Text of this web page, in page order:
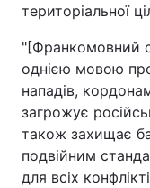
територіальної
"[Франкомовний
однією мовою про
нападів,
загрожує
також захищає
подвійним
для всіх